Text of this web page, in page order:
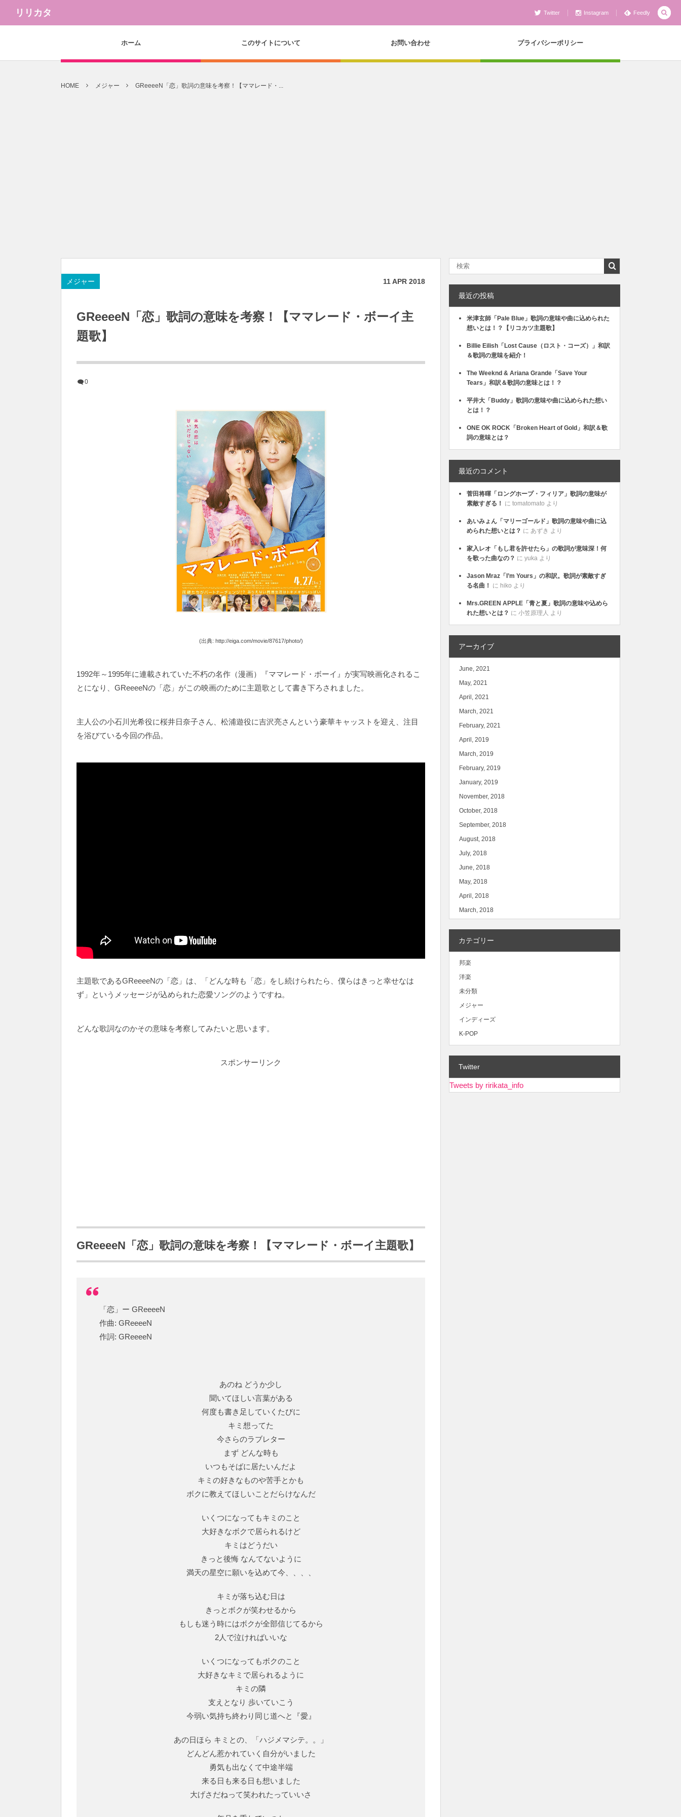
リリカタ Twitter Instagram Feedly
ホーム このサイトについて お問い合わせ プライバシーポリシー
HOME メジャー GReeeeN「恋」歌詞の意味を考察！【ママレード・...
メジャー 11APR 2018
GReeeeN「恋」歌詞の意味を考察！【ママレード・ボーイ主
題歌】
0
(出典: http://eiga.com/movie/87617/photo/)
1992年～1995年に連載されていた不朽の名作（漫画）『ママレード・ボーイ』が実写映画化されるこ
とになり、GReeeeNの「恋」がこの映画のために主題歌として書き下ろされました。
主人公の小石川光希役に桜井日奈子さん、松浦遊役に吉沢亮さんという豪華キャッストを迎え、注目
を浴びている今回の作品。
主題歌であるGReeeeNの「恋」は、「どんな時も「恋」をし続けられたら、僕らはきっと幸せなは
ず」というメッセージが込められた恋愛ソングのようですね。
どんな歌詞なのかその意味を考察してみたいと思います。
スポンサーリンク
GReeeeN「恋」歌詞の意味を考察！【ママレード・ボーイ主題歌】
「恋」ー GReeeeN
作曲: GReeeeN
作詞: GReeeeN
あのね どうか少し
聞いてほしい言葉がある
何度も書き足していくたびに
キミ想ってた
今さらのラブレター
まず どんな時も
いつもそばに居たいんだよ
キミの好きなものや苦手とかも
ボクに教えてほしいことだらけなんだ
いくつになってもキミのこと
大好きなボクで居られるけど
キミはどうだい
きっと後悔 なんてないように
満天の星空に願いを込めて今、、、、
キミが落ち込む日は
きっとボクが笑わせるから
もしも迷う時にはボクが全部信じてるから
2人で泣ければいいな
いくつになってもボクのこと
大好きなキミで居られるように
キミの隣
支えとなり 歩いていこう
今弱い気持ち終わり同じ道へと『愛』
あの日ほら キミとの、「ハジメマシテ。。」
どんどん惹かれていく自分がいました
勇気も出なくて中途半端
来る日も来る日も想いました
大げさだねって笑われたっていいさ
最近の投稿
米津玄師「Pale Blue」歌詞の意味や曲に込められた
想いとは！？【リコカツ主題歌】
Billie Eilish「Lost Cause（ロスト・コーズ）」和訳
＆歌詞の意味を紹介！
The Weeknd & Ariana Grande「Save Your
Tears」和訳＆歌詞の意味とは！？
平井大「Buddy」歌詞の意味や曲に込められた想い
とは！？
ONE OK ROCK「Broken Heart of Gold」和訳＆歌
詞の意味とは？
最近のコメント
菅田将暉「ロングホープ・フィリア」歌詞の意味が
素敵すぎる！
に tomatomato より
あいみょん「マリーゴールド」歌詞の意味や曲に込
められた想いとは？ に あずき より
家入レオ「もし君を許せたら」の歌詞が意味深！何
を歌った曲なの？ に yuka より
Jason Mraz「I’m Yours」の和訳。歌詞が素敵すぎ
る名曲！
に hiko より
Mrs.GREEN APPLE「青と夏」歌詞の意味や込めら
れた想いとは？ に 小笠原理人 より
アーカイブ
June, 2021
May, 2021
April, 2021
March, 2021
February, 2021
April, 2019
March, 2019
February, 2019
January, 2019
November, 2018
October, 2018
September, 2018
August, 2018
July, 2018
June, 2018
May, 2018
April, 2018
March, 2018
カテゴリー
邦楽
洋楽
未分類
メジャー
インディーズ
K-POP
Twitter
Tweets by ririkata_info